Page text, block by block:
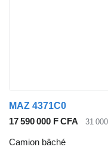
MAZ 4371C0
17 590 000 F CFA
31
Camion bâché